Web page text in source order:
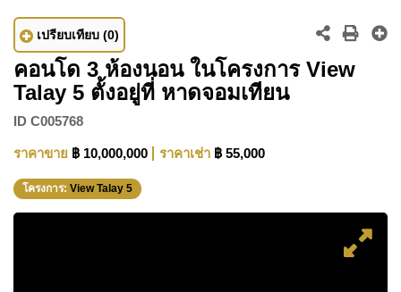
เปรียบเทียบ (0)
คอนโด 3 ห้องนอน ในโครงการ View
Talay 5 ตั้งอยู่ที่ หาดจอมเทียน
ID C005768
ราคาขาย ฿ 10,000,000 ราคาเช่า ฿ 55,000
โครงการ: View Talay 5